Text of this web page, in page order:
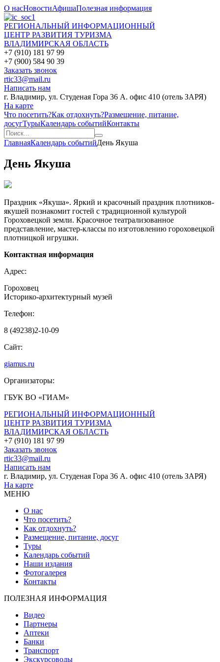
О насНовостиАфишаПолезная информация
РЕГИОНАЛЬНЫЙ ИНФОРМАЦИОННЫЙ
ЦЕНТР РАЗВИТИЯ ТУРИЗМА
ВЛАДИМИРСКАЯ ОБЛАСТЬ
+7 (910) 181 97 99
+7 (900) 584 90 39
Заказать звонок
rtic33@mail.ru
Написать нам
г. Владимир, ул. Студеная Гора 36 А. офис 410 (отель ЗАРЯ)
На карте
Что посетить?Как отдохнуть?Размещение, питание,
досугТурыКалендарь событийКонтакты
ГлавнаяКалендарь событийДень Якуша
День Якуша
Праздник «Якуша». Яркий и красочный праздник плотников-
якушей познакомит гостей с традиционной культурой
Гороховецкой земли. Красочное театрализованное
представление, мастер-классы по изготовлению гороховецкой
плотницкой игрушки.
Контактная информация
Адрес:
Гороховец
Историко-архитектурный музей
Телефон:
8 (49238)2-10-09
Сайт:
giamus.ru
Организаторы:
ГБУК ВО «ГИАМ»
РЕГИОНАЛЬНЫЙ ИНФОРМАЦИОННЫЙ
ЦЕНТР РАЗВИТИЯ ТУРИЗМА
ВЛАДИМИРСКАЯ ОБЛАСТЬ
+7 (910) 181 97 99
Заказать звонок
rtic33@mail.ru
Написать нам
г. Владимир, ул. Студеная Гора 36 А. офис 410 (отель ЗАРЯ)
На карте
МЕНЮ
О нас
Что посетить?
Как отдохнуть?
Размещение, питание, досуг
Туры
Календарь событий
Наши издания
Фотогалерея
Контакты
ПОЛЕЗНАЯ ИНФОРМАЦИЯ
Видео
Партнеры
Аптеки
Банки
Транспорт
Экскурсоводы